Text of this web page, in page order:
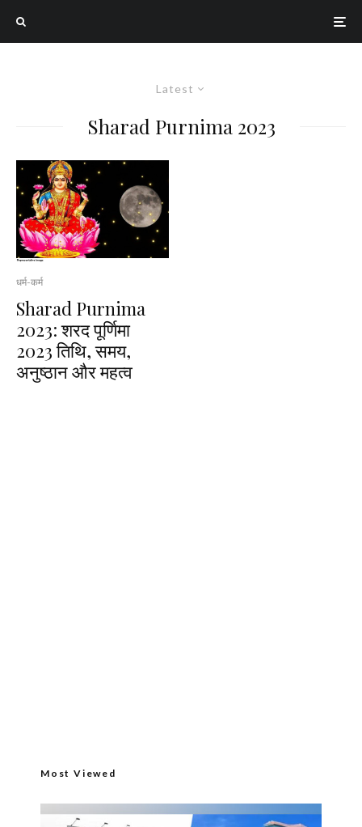
Latest
Sharad Purnima 2023
धर्म-कर्म
Sharad Purnima
2023: शरद पूर्णिमा
2023 तिथि, समय,
अनुष्ठान और महत्व
Most Viewed